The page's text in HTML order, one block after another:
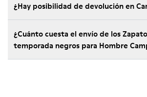
¿Hay posibilidad de devolución en
¿Cuánto cuesta el envío de los
temporada negros para Hombre